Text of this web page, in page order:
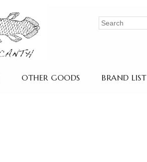
OTHER GOODS BRAND LIST